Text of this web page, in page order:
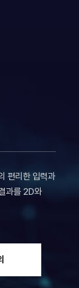
편리한 입력과
과를 2D와